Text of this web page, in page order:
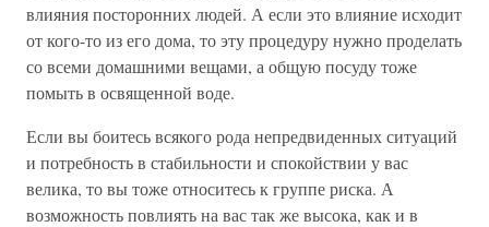
влияния посторонних людей. А если это влияние исходит
от кого-то из его дома, то эту процедуру нужно проделать
со всеми домашними вещами, а общую посуду тоже
помыть в освященной воде.
Если вы боитесь всякого рода непредвиденных ситуаций
и потребность в стабильности и спокойствии у вас
велика, то вы тоже относитесь к группе риска. А
возможность повлиять на вас так же высока, как и в